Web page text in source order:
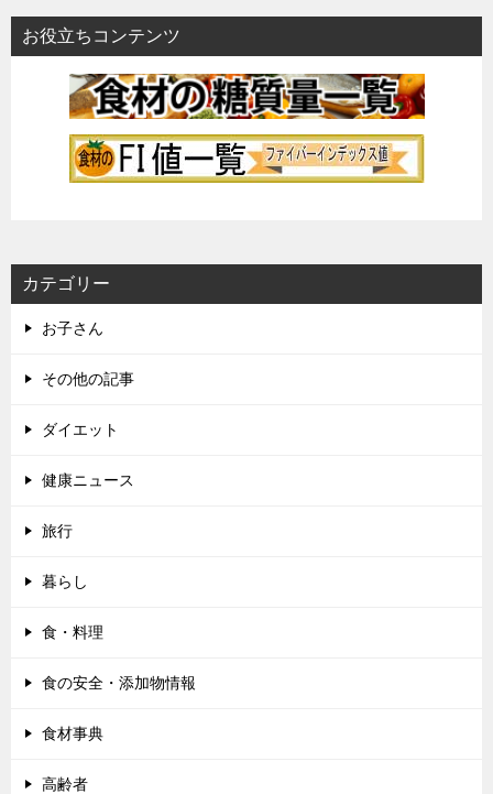
お役立ちコンテンツ
カテゴリー
お子さん
その他の記事
ダイエット
健康ニュース
旅行
暮らし
食・料理
食の安全・添加物情報
食材事典
高齢者